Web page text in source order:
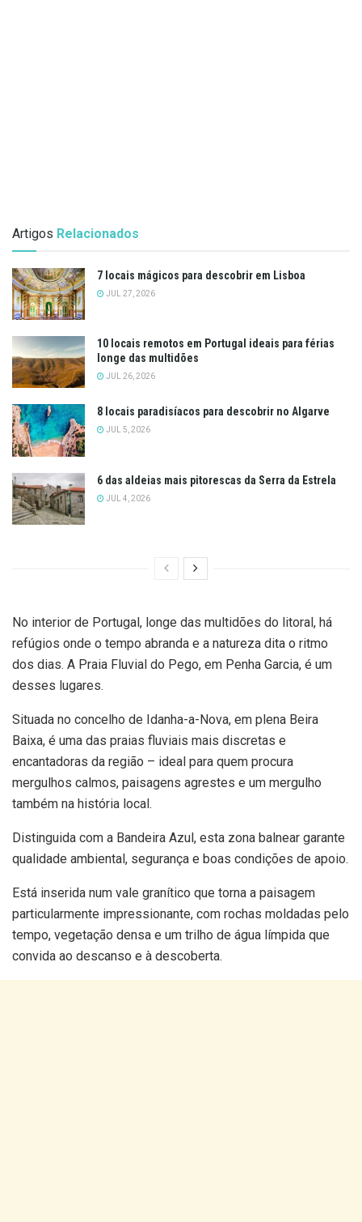
Artigos Relacionados
7 locais mágicos para descobrir em Lisboa
JUL 27, 2026
10 locais remotos em Portugal ideais para férias
longe das multidões
JUL 26, 2026
8 locais paradisíacos para descobrir no Algarve
JUL 5, 2026
6 das aldeias mais pitorescas da Serra da Estrela
JUL 4, 2026
No interior de Portugal, longe das multidões do litoral, há
refúgios onde o tempo abranda e a natureza dita o ritmo
dos dias. A Praia Fluvial do Pego, em Penha Garcia, é um
desses lugares.
Situada no concelho de Idanha-a-Nova, em plena Beira
Baixa, é uma das praias fluviais mais discretas e
encantadoras da região – ideal para quem procura
mergulhos calmos, paisagens agrestes e um mergulho
também na história local.
Distinguida com a Bandeira Azul, esta zona balnear garante
qualidade ambiental, segurança e boas condições de apoio.
Está inserida num vale granítico que torna a paisagem
particularmente impressionante, com rochas moldadas pelo
tempo, vegetação densa e um trilho de água límpida que
convida ao descanso e à descoberta.